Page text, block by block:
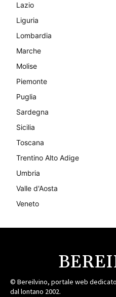
Lazio
Liguria
Lombardia
Marche
Molise
Piemonte
Puglia
Sardegna
Sicilia
Toscana
Trentino Alto Adige
Umbria
Valle d'Aosta
Veneto
© Bereilvino, portale web
dal lontano 2002.